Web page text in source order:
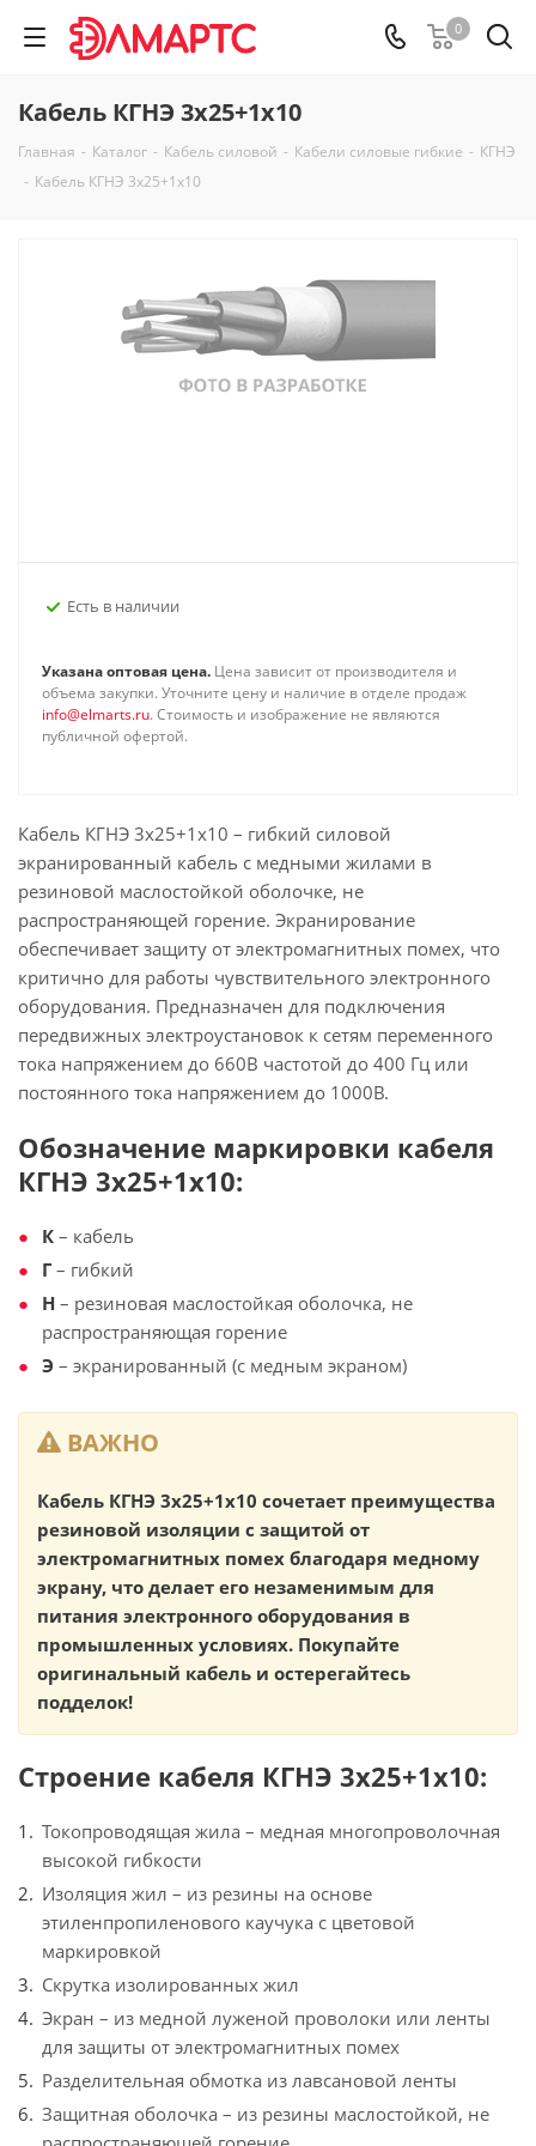
0
Кабель КГНЭ 3х25+1х10
Главная - Каталог - Кабель силовой - Кабели силовые гибкие - КГНЭ
- Кабель КГНЭ 3х25+1х10
Есть в наличии
Указана оптовая цена. Цена зависит от производителя и
объема закупки. Уточните цену и наличие в отделе продаж
info@elmarts.ru. Стоимость и изображение не являются
публичной офертой.
Кабель КГНЭ 3х25+1х10 – гибкий силовой
экранированный кабель с медными жилами в
резиновой маслостойкой оболочке, не
распространяющей горение. Экранирование
обеспечивает защиту от электромагнитных помех, что
критично для работы чувствительного электронного
оборудования. Предназначен для подключения
передвижных электроустановок к сетям переменного
тока напряжением до 660В частотой до 400 Гц или
постоянного тока напряжением до 1000В.
Обозначение маркировки кабеля
КГНЭ 3х25+1х10:
К – кабель
Г – гибкий
Н – резиновая маслостойкая оболочка, не
распространяющая горение
Э – экранированный (с медным экраном)
ВАЖНО
Кабель КГНЭ 3х25+1х10 сочетает преимущества
резиновой изоляции с защитой от
электромагнитных помех благодаря медному
экрану, что делает его незаменимым для
питания электронного оборудования в
промышленных условиях. Покупайте
оригинальный кабель и остерегайтесь
подделок!
Строение кабеля КГНЭ 3х25+1х10:
Токопроводящая жила – медная многопроволочная
высокой гибкости
Изоляция жил – из резины на основе
этиленпропиленового каучука с цветовой
маркировкой
Скрутка изолированных жил
Экран – из медной луженой проволоки или ленты
для защиты от электромагнитных помех
Разделительная обмотка из лавсановой ленты
Защитная оболочка – из резины маслостойкой, не